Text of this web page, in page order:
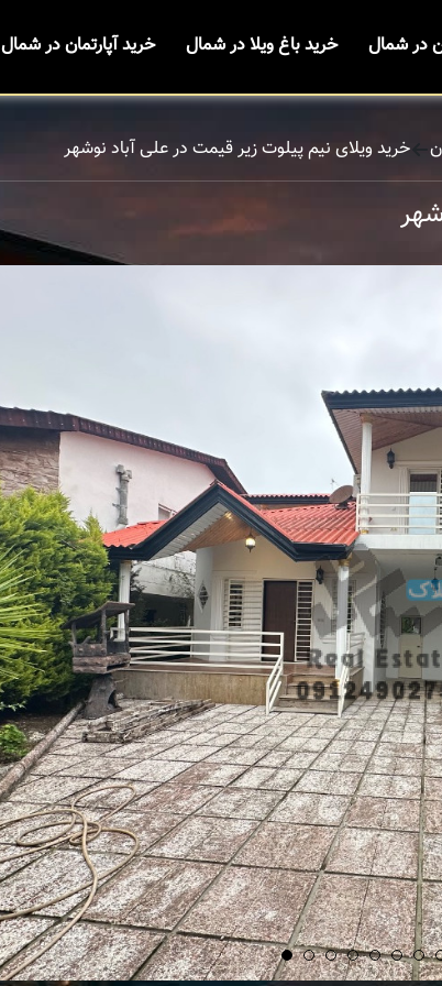
در شمال خرید باغ ویلا در شمال خرید آپارتمان در شمال
خرید ویلای نیم پیلوت زیر قیمت در علی آباد نوشهر